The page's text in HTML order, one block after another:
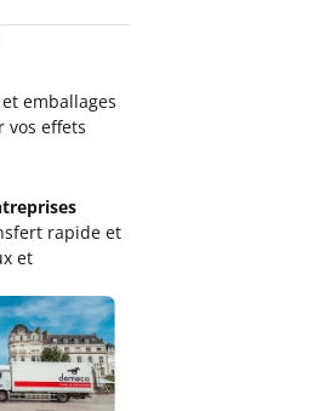
emballages
vos effets
rapide et
et